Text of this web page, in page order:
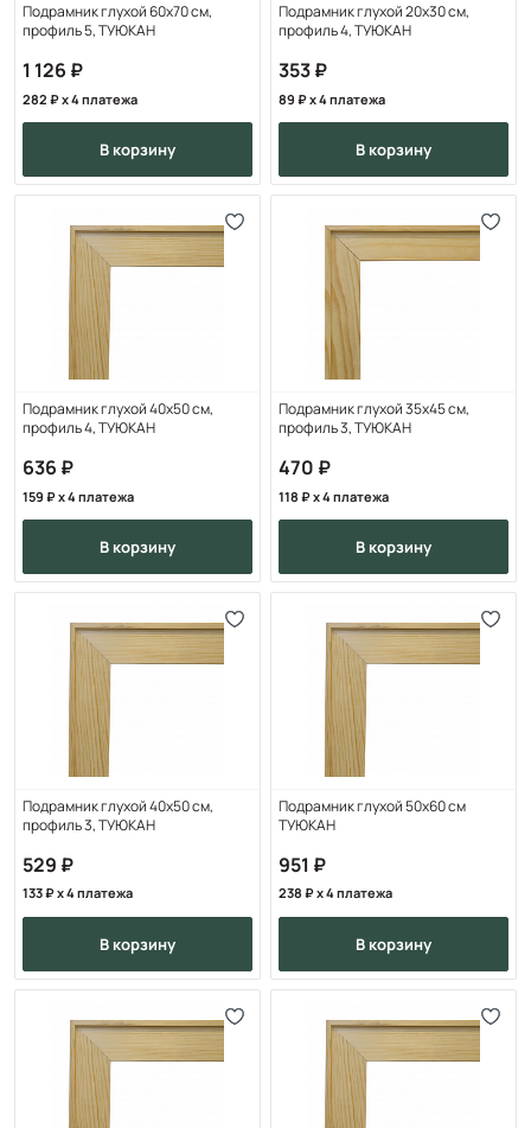
Подрамник глухой 60x70 см,
профиль 5, ТУЮКАН
1 126
282 x 4 платежа
в корзину
Подрамник глухой 20x30 см,
профиль 4, ТУЮКАН
353
89 x 4 платежа
в корзину
Подрамник глухой 40х50 см,
профиль 4, ТУЮКАН
636
159 x 4 платежа
в корзину
Подрамник глухой 35х45 см,
профиль 3, ТУЮКАН
470
118 x 4 платежа
в корзину
Подрамник глухой 40х50 см,
профиль 3, ТУЮКАН
529
133 x 4 платежа
в корзину
Подрамник глухой 50х60 см
ТУЮКАН
951
238 x 4 платежа
в корзину